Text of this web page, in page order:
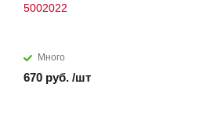
5002022
Много
670 руб. /шт